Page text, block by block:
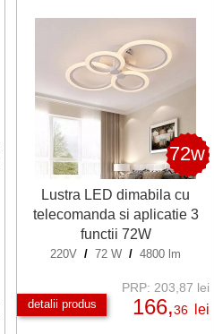
72w
Lustra LED dimabila cu
telecomanda si aplicatie 3
functii 72W
220V / 72 W / 4800 lm
detalii produs
PRP: 203,87 lei
166,36 lei